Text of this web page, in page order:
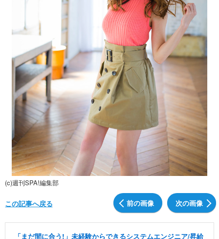
(c)週刊SPA!編集部
前の画像 次の画像
この記事へ戻る
「まだ間に合う!」未経験からできるシステムエンジニア/昇給